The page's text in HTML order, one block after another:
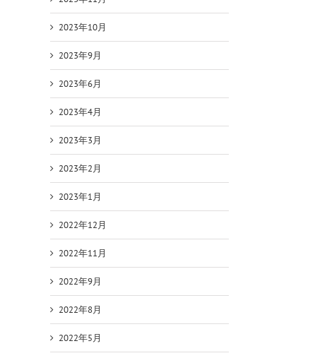
2023年10月
2023年9月
2023年6月
2023年4月
2023年3月
2023年2月
2023年1月
2022年12月
2022年11月
2022年9月
2022年8月
2022年5月